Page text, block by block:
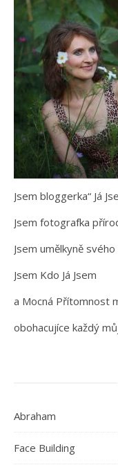
Jsem bloggerka“ Já
Jsem fotografka
Jsem umělkyně
Jsem Kdo Já Jsem
a Mocná Přítomnost
obohacujíce každý
Abraham
Face Building